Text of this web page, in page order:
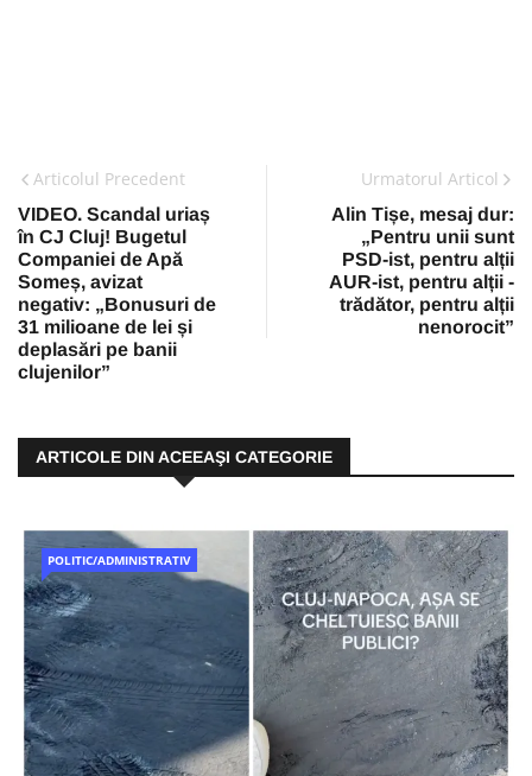
Articolul Precedent
VIDEO. Scandal uriaș
în CJ Cluj! Bugetul
Companiei de Apă
Someș, avizat
negativ: „Bonusuri de
31 milioane de lei și
deplasări pe banii
clujenilor”
Urmatorul Articol
Alin Tișe, mesaj dur:
„Pentru unii sunt
PSD-ist, pentru alții
AUR-ist, pentru alții -
trădător, pentru alții
nenorocit”
ARTICOLE DIN ACEEAŞI CATEGORIE
POLITIC/ADMINISTRATIV